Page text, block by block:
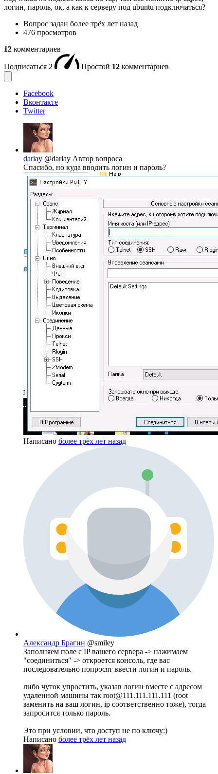
логин, пароль, ок, а как к серверу под ubuntu подключаться?
Вопрос задан более трёх лет назад
476 просмотров
12 комментариев
Подписаться 2 Простой 12 комментариев
Facebook
Вконтакте
Twitter
dariay @dariay Автор вопроса
Спасибо, но куда вводить логин и пароль?
Написано более трёх лет назад
Александр Брагин @smiley
Заполняем поле с IP вашего сервера -> нажимаем
"соединиться" -> откроется консоль, где вас
последовательно попросят ввести логин и пароль.
либо чуток упростить, указав логин вместе с адресом
удаленной машины так root@111.111.111.111 (root
заменить на ваш логин, ip соответственно тоже), тогда
запросится только пароль.
Это при условии, что доступ не по ключу:)
Написано более трёх лет назад